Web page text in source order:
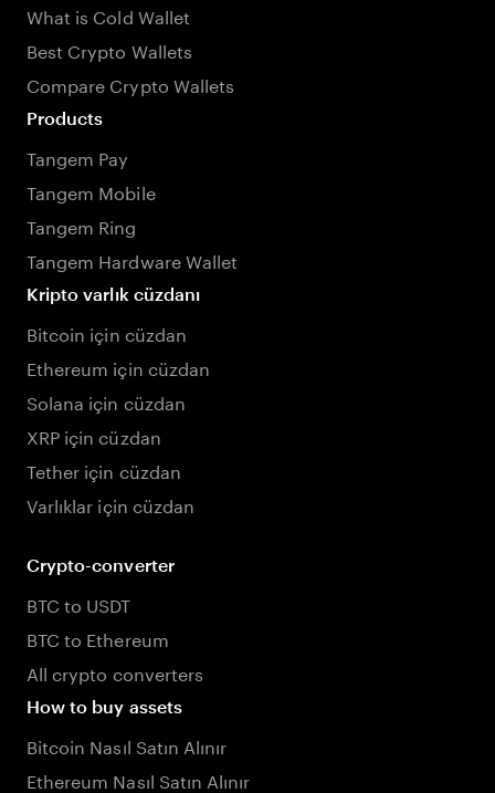
What is Cold Wallet
Best Crypto Wallets
Compare Crypto Wallets
Products
Tangem Pay
Tangem Mobile
Tangem Ring
Tangem Hardware Wallet
Kripto varlık cüzdanı
Bitcoin için cüzdan
Ethereum için cüzdan
Solana için cüzdan
XRP için cüzdan
Tether için cüzdan
Varlıklar için cüzdan
Crypto-converter
BTC to USDT
BTC to Ethereum
All crypto converters
How to buy assets
Bitcoin Nasıl Satın Alınır
Ethereum Nasıl Satın Alınır